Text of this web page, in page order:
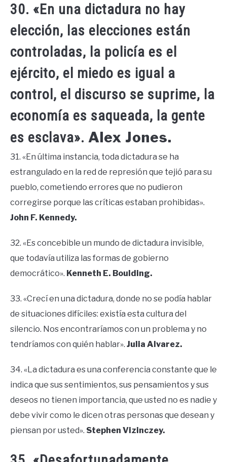
30. «En una dictadura no hay
elección, las elecciones están
controladas, la policía es el
ejército, el miedo es igual a
control, el discurso se suprime, la
economía es saqueada, la gente
es esclava». Alex Jones.
31. «En última instancia, toda dictadura se ha
estrangulado en la red de represión que tejió para su
pueblo, cometiendo errores que no pudieron
corregirse porque las críticas estaban prohibidas».
John F. Kennedy.
32. «Es concebible un mundo de dictadura invisible,
que todavía utiliza las formas de gobierno
democrático». Kenneth E. Boulding.
33. «Crecí en una dictadura, donde no se podía hablar
de situaciones difíciles: existía esta cultura del
silencio. Nos encontraríamos con un problema y no
tendríamos con quién hablar». Julia Alvarez.
34. «La dictadura es una conferencia constante que le
indica que sus sentimientos, sus pensamientos y sus
deseos no tienen importancia, que usted no es nadie y
debe vivir como le dicen otras personas que desean y
piensan por usted». Stephen Vizinczey.